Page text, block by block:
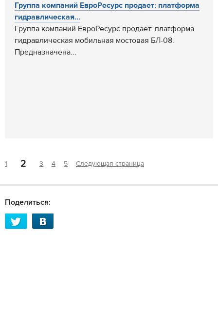
Группа компаний ЕвроРесурс продает: платформа
гидравлическая...
Группа компаний ЕвроРесурс продает: платформа
гидравлическая мобильная мостовая БЛ-08.
Предназначена...
1 2 3 4 5 Следующая страница
Поделиться: